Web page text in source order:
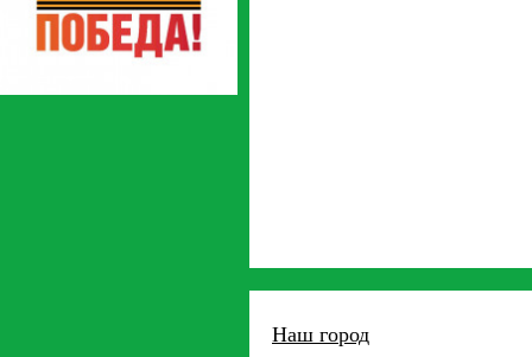
Наш город